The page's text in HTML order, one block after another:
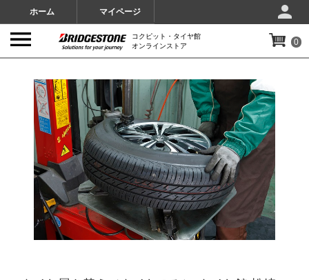
ホーム マイページ
コクピット・タイヤ館
オンラインストア
0